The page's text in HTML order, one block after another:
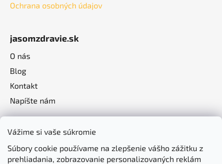
Vážime si vaše súkromie
Súbory cookie používame na zlepšenie vášho zážitku z
prehliadania, zobrazovanie personalizovaných reklám
Ochrana osobných údajov
jasomzdravie.sk
O nás
Blog
Kontakt
Napíšte nám